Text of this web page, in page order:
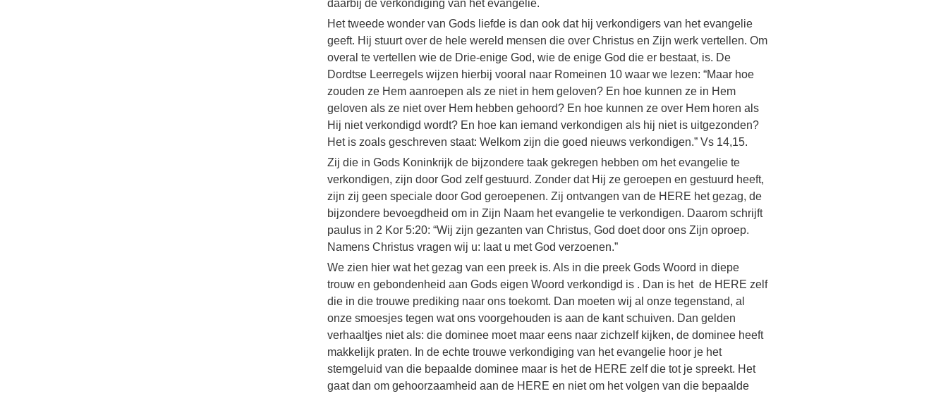
daarbij de verkondiging van het evangelie.
Het tweede wonder van Gods liefde is dan ook dat hij verkondigers van het evangelie
geeft. Hij stuurt over de hele wereld mensen die over Christus en Zijn werk vertellen. Om
overal te vertellen wie de Drie-enige God, wie de enige God die er bestaat, is. De
Dordtse Leerregels wijzen hierbij vooral naar Romeinen 10 waar we lezen: “Maar hoe
zouden ze Hem aanroepen als ze niet in hem geloven? En hoe kunnen ze in Hem
geloven als ze niet over Hem hebben gehoord? En hoe kunnen ze over Hem horen als
Hij niet verkondigd wordt? En hoe kan iemand verkondigen als hij niet is uitgezonden?
Het is zoals geschreven staat: Welkom zijn die goed nieuws verkondigen.” Vs 14,15.
Zij die in Gods Koninkrijk de bijzondere taak gekregen hebben om het evangelie te
verkondigen, zijn door God zelf gestuurd. Zonder dat Hij ze geroepen en gestuurd heeft,
zijn zij geen speciale door God geroepenen. Zij ontvangen van de HERE het gezag, de
bijzondere bevoegdheid om in Zijn Naam het evangelie te verkondigen. Daarom schrijft
paulus in 2 Kor 5:20: “Wij zijn gezanten van Christus, God doet door ons Zijn oproep.
Namens Christus vragen wij u: laat u met God verzoenen.”
We zien hier wat het gezag van een preek is. Als in die preek Gods Woord in diepe
trouw en gebondenheid aan Gods eigen Woord verkondigd is . Dan is het de HERE zelf
die in die trouwe prediking naar ons toekomt. Dan moeten wij al onze tegenstand, al
onze smoesjes tegen wat ons voorgehouden is aan de kant schuiven. Dan gelden
verhaaltjes niet als: die dominee moet maar eens naar zichzelf kijken, de dominee heeft
makkelijk praten. In de echte trouwe verkondiging van het evangelie hoor je het
stemgeluid van die bepaalde dominee maar is het de HERE zelf die tot je spreekt. Het
gaat dan om gehoorzaamheid aan de HERE en niet om het volgen van die bepaalde